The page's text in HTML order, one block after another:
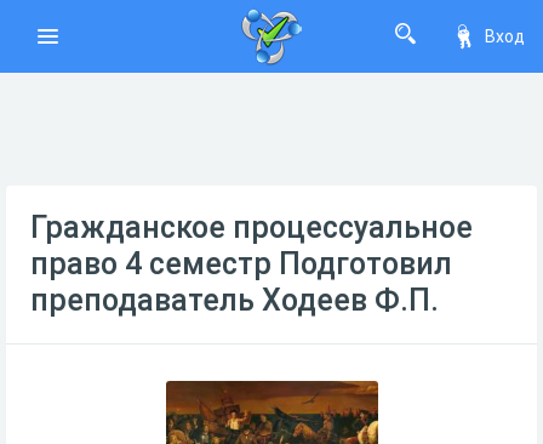
Вход
Гражданское процессуальное
право 4 семестр Подготовил
преподаватель Ходеев Ф.П.